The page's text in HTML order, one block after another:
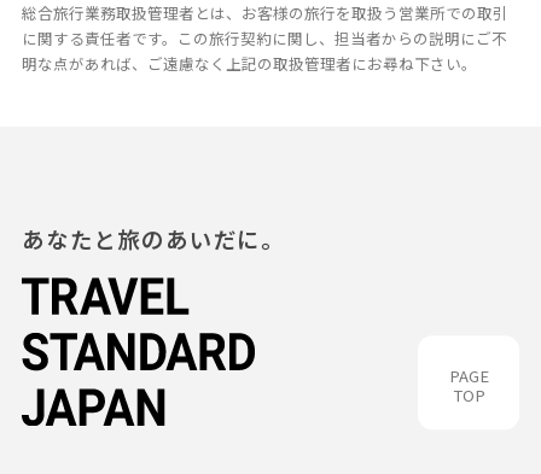
総合旅行業務取扱管理者とは、お客様の旅行を取扱う営業所での取引
に関する責任者です。この旅行契約に関し、担当者からの説明にご不
明な点があれば、ご遠慮なく上記の取扱管理者にお尋ね下さい。
PAGE
TOP
あなたと旅のあいだに。